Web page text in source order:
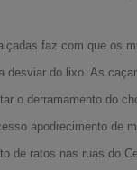
faz com que os
desviar do lixo. As
o derramamento do
apodrecimento de
de ratos nas ruas do